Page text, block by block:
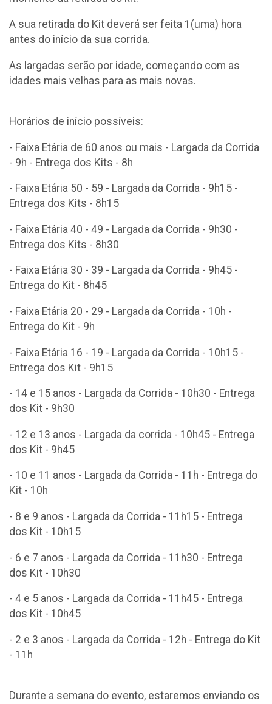
A sua retirada do Kit deverá ser feita 1(uma) hora
antes do início da sua corrida.
As largadas serão por idade, começando com as
idades mais velhas para as mais novas.
Horários de início possíveis:
- Faixa Etária de 60 anos ou mais - Largada da Corrida
- 9h - Entrega dos Kits - 8h
- Faixa Etária 50 - 59 - Largada da Corrida - 9h15 -
Entrega dos Kits - 8h15
- Faixa Etária 40 - 49 - Largada da Corrida - 9h30 -
Entrega dos Kits - 8h30
- Faixa Etária 30 - 39 - Largada da Corrida - 9h45 -
Entrega do Kit - 8h45
- Faixa Etária 20 - 29 - Largada da Corrida - 10h -
Entrega do Kit - 9h
- Faixa Etária 16 - 19 - Largada da Corrida - 10h15 -
Entrega dos Kit - 9h15
- 14 e 15 anos - Largada da Corrida - 10h30 - Entrega
dos Kit - 9h30
- 12 e 13 anos - Largada da corrida - 10h45 - Entrega
dos Kit - 9h45
- 10 e 11 anos - Largada da Corrida - 11h - Entrega do
Kit - 10h
- 8 e 9 anos - Largada da Corrida - 11h15 - Entrega
dos Kit - 10h15
- 6 e 7 anos - Largada da Corrida - 11h30 - Entrega
dos Kit - 10h30
- 4 e 5 anos - Largada da Corrida - 11h45 - Entrega
dos Kit - 10h45
- 2 e 3 anos - Largada da Corrida - 12h - Entrega do Kit
- 11h
Durante a semana do evento, estaremos enviando os